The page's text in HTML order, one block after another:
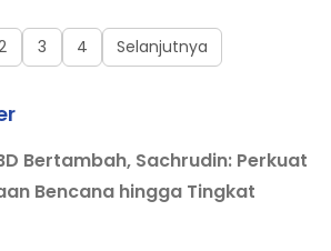
3 4 Selanjutnya
Bertambah, Sachrudin: Perkuat
Bencana hingga Tingkat